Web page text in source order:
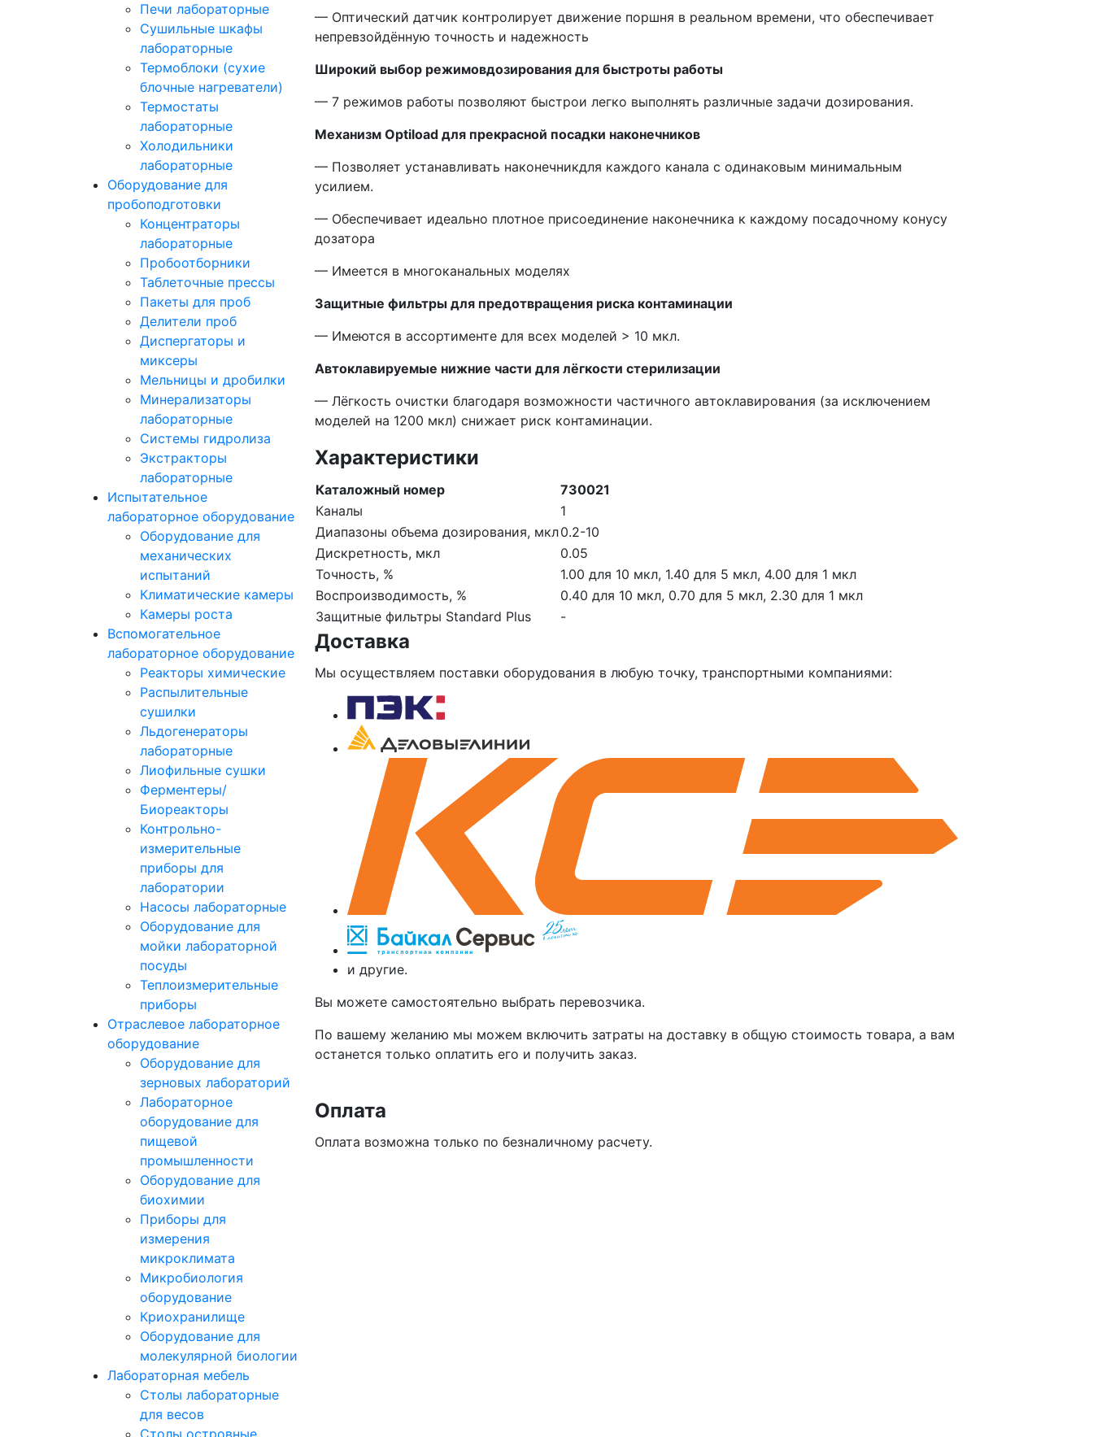
Печи лабораторные
Сушильные шкафы
лабораторные
Термоблоки (сухие
блочные нагреватели)
Термостаты
лабораторные
Холодильники
лабораторные
Оборудование для
пробоподготовки
Концентраторы
лабораторные
Пробоотборники
Таблеточные прессы
Пакеты для проб
Делители проб
Диспергаторы и
миксеры
Мельницы и дробилки
Минерализаторы
лабораторные
Системы гидролиза
Экстракторы
лабораторные
Испытательное
лабораторное оборудование
Оборудование для
механических
испытаний
Климатические камеры
Камеры роста
Вспомогательное
лабораторное оборудование
Реакторы химические
Распылительные
сушилки
Льдогенераторы
лабораторные
Лиофильные сушки
Ферментеры/
Биореакторы
Контрольно-
измерительные
приборы для
лаборатории
Насосы лабораторные
Оборудование для
мойки лабораторной
посуды
Теплоизмерительные
приборы
Отраслевое лабораторное
оборудование
Оборудование для
зерновых лабораторий
Лабораторное
оборудование для
пищевой
промышленности
Оборудование для
биохимии
Приборы для
измерения
микроклимата
Микробиология
оборудование
Криохранилище
Оборудование для
молекулярной биологии
Лабораторная мебель
Столы лабораторные
для весов
Столы островные
— Оптический датчик контролирует движение поршня в реальном времени, что обеспечивает
непревзойдённую точность и надежность
Широкий выбор режимовдозирования для быстроты работы
— 7 режимов работы позволяют быстрои легко выполнять различные задачи дозирования.
Механизм Optiload для прекрасной посадки наконечников
— Позволяет устанавливать наконечникдля каждого канала с одинаковым минимальным
усилием.
— Обеспечивает идеально плотное присоединение наконечника к каждому посадочному конусу
дозатора
— Имеется в многоканальных моделях
Защитные фильтры для предотвращения риска контаминации
— Имеются в ассортименте для всех моделей > 10 мкл.
Автоклавируемые нижние части для лёгкости стерилизации
— Лёгкость очистки благодаря возможности частичного автоклавирования (за исключением
моделей на 1200 мкл) снижает риск контаминации.
Характеристики
Каталожный номер
730021
Каналы
1
Диапазоны объема дозирования, мкл0.2-10
Дискретность, мкл
0.05
Точность, %
1.00 для 10 мкл, 1.40 для 5 мкл, 4.00 для 1 мкл
Воспроизводимость, %
0.40 для 10 мкл, 0.70 для 5 мкл, 2.30 для 1 мкл
Защитные фильтры Standard Plus
-
Доставка
Мы осуществляем поставки оборудования в любую точку, транспортными компаниями:
и другие.
Вы можете самостоятельно выбрать перевозчика.
По вашему желанию мы можем включить затраты на доставку в общую стоимость товара, а вам
останется только оплатить его и получить заказ.
Оплата
Оплата возможна только по безналичному расчету.